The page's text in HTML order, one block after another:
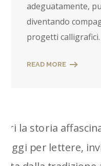
adeguatamente,
diventando
progetti calligrafici.
READ MORE